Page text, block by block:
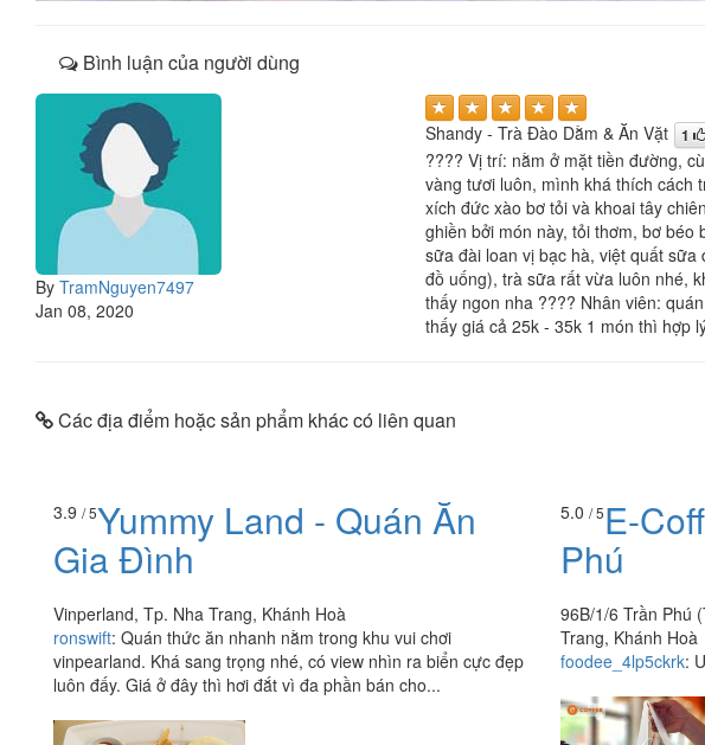
Bình luận của người dùng
By TramNguyen7497
Jan 08, 2020
Shandy - Trà Đào Dằm & Ăn Vặt 1
???? Vị trí: nằm ở mặt tiền đường,
vàng tươi luôn, mình khá thích cách
xích đức xào bơ tỏi và khoai tây
ghiền bởi món này, tỏi thơm, bơ
sữa đài loan vị bạc hà, việt quất
đồ uống), trà sữa rất vừa luôn nhé,
thấy ngon nha ???? Nhân viên:
thấy giá cả 25k - 35k 1 món thì hợp
Các địa điểm hoặc sản phẩm khác có liên quan
3.9 / 5Yummy Land - Quán Ăn
Gia Đình
Vinperland, Tp. Nha Trang, Khánh Hoà
ronswift: Quán thức ăn nhanh nằm trong khu vui chơi
vinpearland. Khá sang trọng nhé, có view nhìn ra biển cực đẹp
luôn đấy. Giá ở đây thì hơi đắt vì đa phần bán cho...
5.0 / 5E-
Phú
96B/1/6 Trần Phú
Trang, Khánh Hoà
foodee_4lp5ckrk: